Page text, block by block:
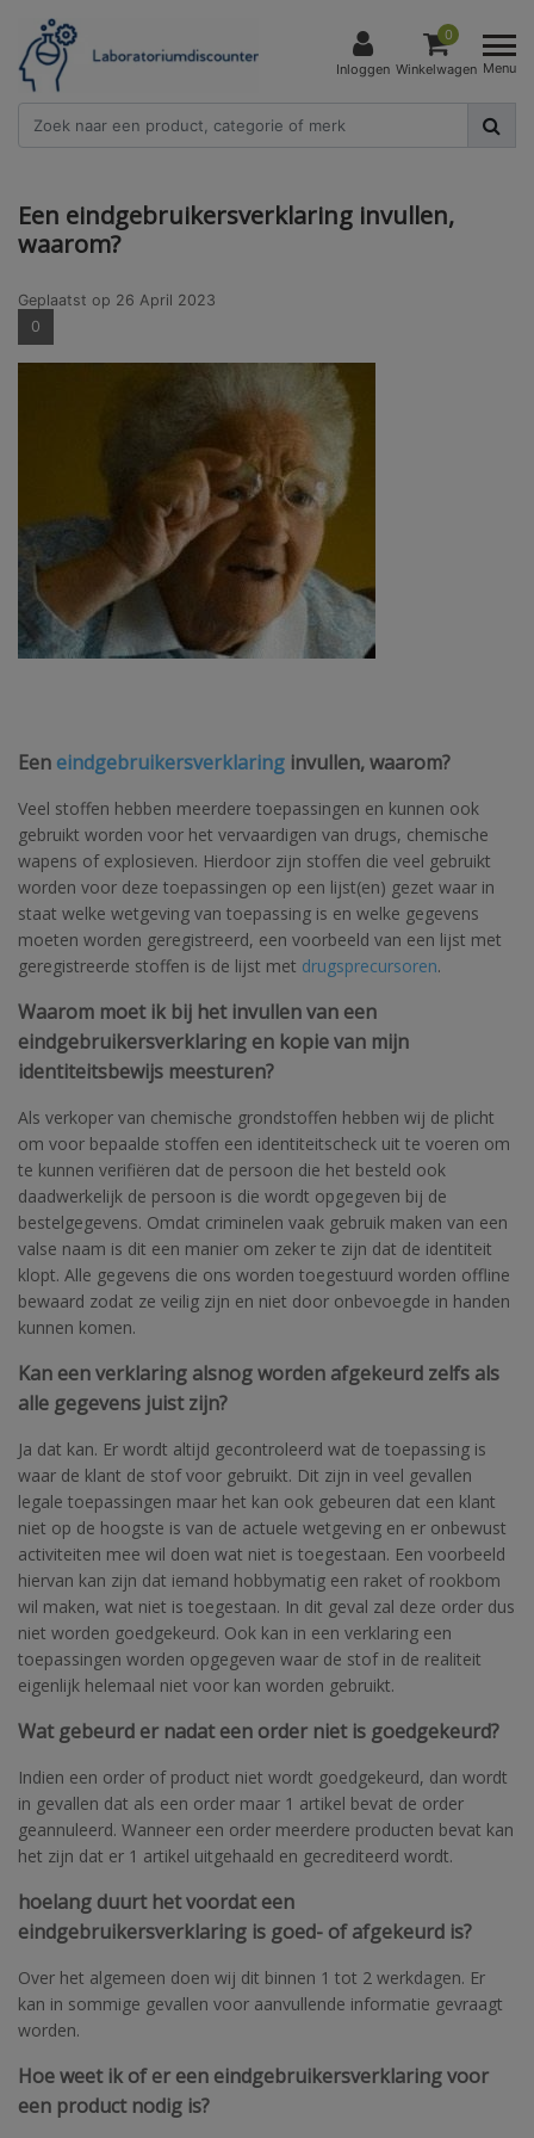
Inloggen
0
Winkelwagen Menu
Een eindgebruikersverklaring invullen,
waarom?
Geplaatst op 26 April 2023
0
Een eindgebruikersverklaring invullen, waarom?
Veel stoffen hebben meerdere toepassingen en kunnen ook
gebruikt worden voor het vervaardigen van drugs, chemische
wapens of explosieven. Hierdoor zijn stoffen die veel gebruikt
worden voor deze toepassingen op een lijst(en) gezet waar in
staat welke wetgeving van toepassing is en welke gegevens
moeten worden geregistreerd, een voorbeeld van een lijst met
geregistreerde stoffen is de lijst met drugsprecursoren.
Waarom moet ik bij het invullen van een
eindgebruikersverklaring en kopie van mijn
identiteitsbewijs meesturen?
Als verkoper van chemische grondstoffen hebben wij de plicht
om voor bepaalde stoffen een identiteitscheck uit te voeren om
te kunnen verifiëren dat de persoon die het besteld ook
daadwerkelijk de persoon is die wordt opgegeven bij de
bestelgegevens. Omdat criminelen vaak gebruik maken van een
valse naam is dit een manier om zeker te zijn dat de identiteit
klopt. Alle gegevens die ons worden toegestuurd worden offline
bewaard zodat ze veilig zijn en niet door onbevoegde in handen
kunnen komen.
Kan een verklaring alsnog worden afgekeurd zelfs als
alle gegevens juist zijn?
Ja dat kan. Er wordt altijd gecontroleerd wat de toepassing is
waar de klant de stof voor gebruikt. Dit zijn in veel gevallen
legale toepassingen maar het kan ook gebeuren dat een klant
niet op de hoogste is van de actuele wetgeving en er onbewust
activiteiten mee wil doen wat niet is toegestaan. Een voorbeeld
hiervan kan zijn dat iemand hobbymatig een raket of rookbom
wil maken, wat niet is toegestaan. In dit geval zal deze order dus
niet worden goedgekeurd. Ook kan in een verklaring een
toepassingen worden opgegeven waar de stof in de realiteit
eigenlijk helemaal niet voor kan worden gebruikt.
Wat gebeurd er nadat een order niet is goedgekeurd?
Indien een order of product niet wordt goedgekeurd, dan wordt
in gevallen dat als een order maar 1 artikel bevat de order
geannuleerd. Wanneer een order meerdere producten bevat kan
het zijn dat er 1 artikel uitgehaald en gecrediteerd wordt.
hoelang duurt het voordat een
eindgebruikersverklaring is goed- of afgekeurd is?
Over het algemeen doen wij dit binnen 1 tot 2 werkdagen. Er
kan in sommige gevallen voor aanvullende informatie gevraagt
worden.
Hoe weet ik of er een eindgebruikersverklaring voor
een product nodig is?